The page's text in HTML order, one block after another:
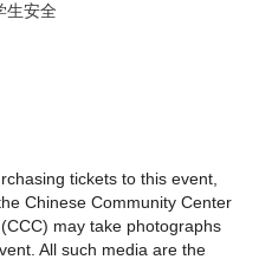
生安全
tickets to this event,
Chinese Community Center
may take photographs
All such media are the